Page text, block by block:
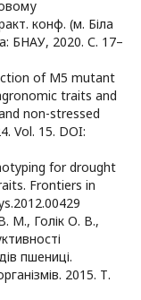
конф. (м. Біла
БНАУ, 2020. С. 17–
of M5 mutant
traits and
non-stressed
Vol. 15. DOI:
for drought
Frontiers in
М., Голік О. В.,
пшениці.
2015. Т.